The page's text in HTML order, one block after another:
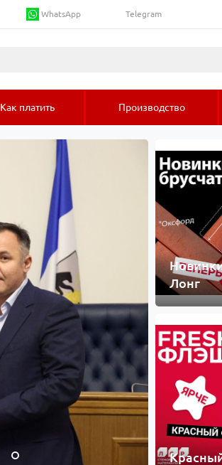
WhatsApp Telegram
Как платить Производство
Лонг